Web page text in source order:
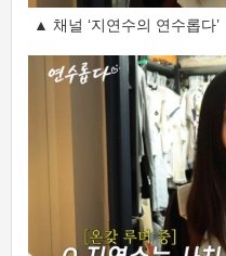
▲ 채널 ‘지연수의 연수롭다’